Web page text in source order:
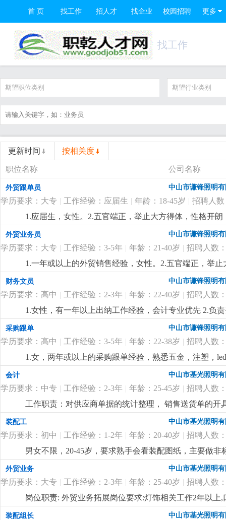
首 页 找工作 招人才 找企业 校园招聘 更多
找工作
期望职位类别 期望行业类别
更新时间 按相关度
职位名称 公司名称
外贸跟单员 中山市谦锋照明
学历要求：大专 | 工作经验：应届生 | 年龄：18-45岁 | 招聘人数
1.应届生，女性。2.五官端正，举止大方得体，性格开
或国贸专业中专或以上学历，英文三级以上，口齿伶俐
用，待遇从优。4.若表现突出，有提升为业务员的机会
外贸业务员 中山市谦锋照明
学历要求：大专 | 工作经验：3-5年 | 年龄：21-40岁 | 招聘人数
1.一年或以上的外贸销售经验，女性。2.五官端正，举
于接受挑战；3.英语或国贸专业大专或以上学历，英文
客户沟通。4.从事led灯饰销售行业者优先，已经录用，
财务文员 中山市谦锋照明
学历要求：高中 | 工作经验：2-3年 | 年龄：22-40岁 | 招聘人数
1.女性，有一年以上出纳工作经验，会计专业优先 2.负
帐；3.支付所有有关现金的业务，工资核算，发放；并
管人事工作（考勤等）3.财务会计专业中专以上学历优
商业照明成本核算经验者优先熟悉商业照明成本核算经
采购跟单 中山市谦锋照明
学历要求：高中 | 工作经验：3-5年 | 年龄：22-38岁 | 招聘人数
1.女，两年或以上的采购跟单经验，熟悉五金，注塑，
的led灯打样流程 2.原料采购跟进，合同制定，供应商
和沟通能力，具有很强的供应商管理和比价议价能力；
从安排，具有良好的团队合作精神，执行力强，工作责
会计 中山市基光照明
学历要求：中专 | 工作经验：2-3年 | 年龄：25-45岁 | 招聘人数
工作职责：对供应商单据的统计整理， 销售送货单的
及归集。更详细...
装配工 中山市基光照明
学历要求：初中 | 工作经验：1-2年 | 年龄：20-40岁 | 招聘人数
男女不限，20-45岁，要求熟手会看装配图纸，主要做
班费1:1, 月休2天，吃住有补贴更详细...
外贸业务 中山市基光照明
学历要求：大专 | 工作经验：2-3年 | 年龄：25-40岁 | 招聘人数
岗位职责: 外贸业务拓展岗位要求:灯饰相关工作2年以
进。岗位待遇:6-12k，单休，提成面议更详细...
装配组长 中山市基光照明